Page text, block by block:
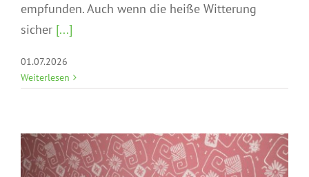
empfunden. Auch wenn die heiße Witterung
sicher [...]
01.07.2026
Weiterlesen
Mitmachwoche des Landkreises